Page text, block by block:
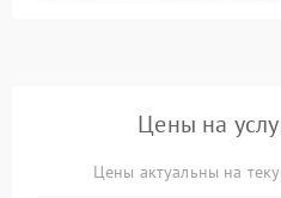
Цены на
Цены актуальны на